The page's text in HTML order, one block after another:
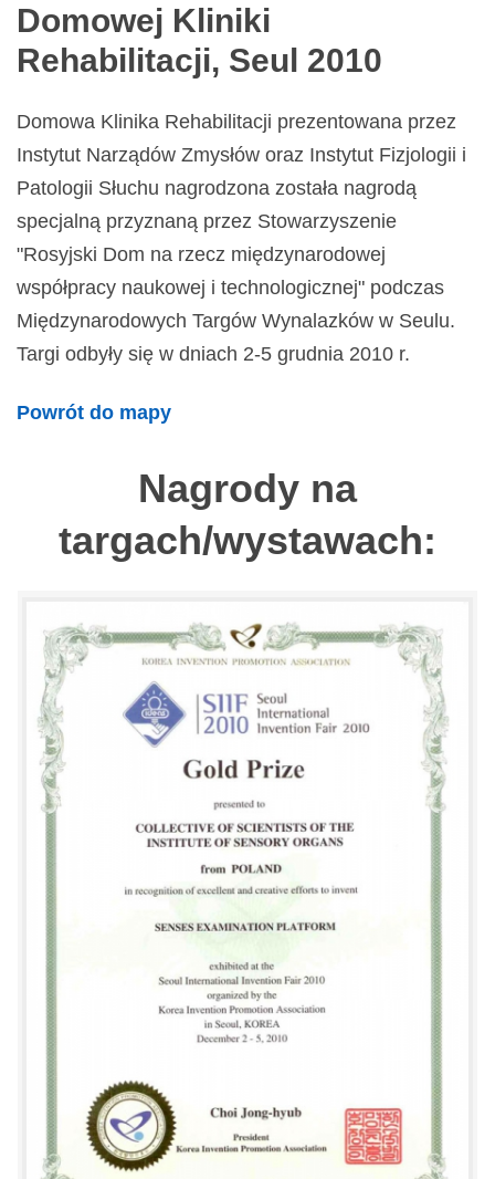
Domowej Kliniki
Rehabilitacji, Seul 2010
Domowa Klinika Rehabilitacji prezentowana przez
Instytut Narządów Zmysłów oraz Instytut Fizjologii i
Patologii Słuchu nagrodzona została nagrodą
specjalną przyznaną przez Stowarzyszenie
"Rosyjski Dom na rzecz międzynarodowej
współpracy naukowej i technologicznej" podczas
Międzynarodowych Targów Wynalazków w Seulu.
Targi odbyły się w dniach 2-5 grudnia 2010 r.
Powrót do mapy
Nagrody na
targach/wystawach: